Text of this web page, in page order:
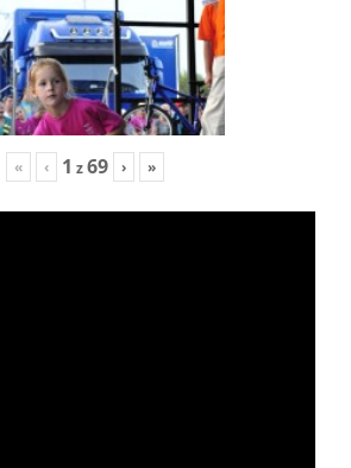
« ‹ 1 z69 › »